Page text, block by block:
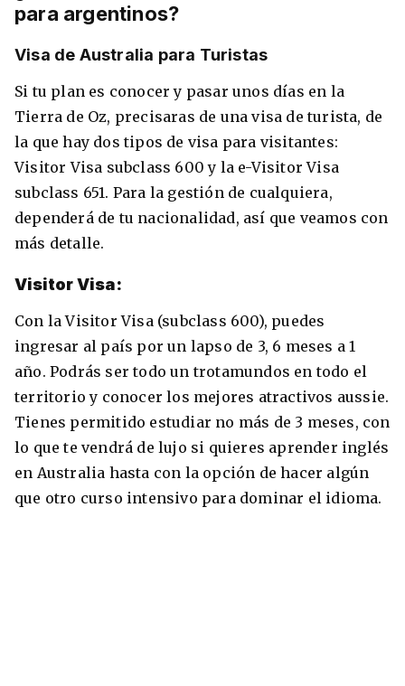
para argentinos?
Visa de Australia para Turistas
Si tu plan es conocer y pasar unos días en la
Tierra de Oz, precisaras de una visa de turista, de
la que hay dos tipos de visa para visitantes:
Visitor Visa subclass 600 y la e-Visitor Visa
subclass 651. Para la gestión de cualquiera,
dependerá de tu nacionalidad, así que veamos con
más detalle.
Visitor Visa:
Con la Visitor Visa (subclass 600), puedes
ingresar al país por un lapso de 3, 6 meses a 1
año. Podrás ser todo un trotamundos en todo el
territorio y conocer los mejores atractivos aussie.
Tienes permitido estudiar no más de 3 meses, con
lo que te vendrá de lujo si quieres aprender inglés
en Australia hasta con la opción de hacer algún
que otro curso intensivo para dominar el idioma.